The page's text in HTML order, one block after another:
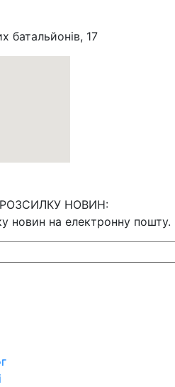
батальйонів, 17
НОВИН:
новин на електронну пошту.